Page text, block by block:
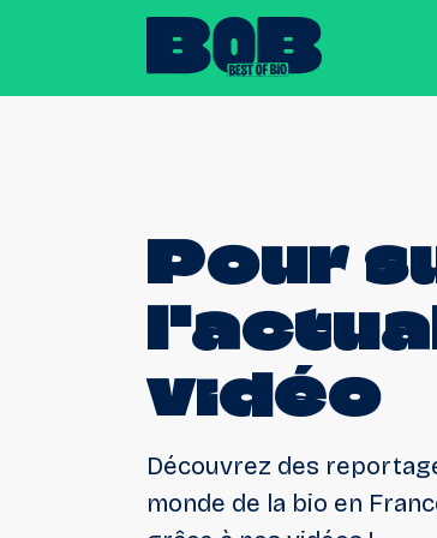
Pour
vidéo
Découvrez des
monde de la bio en